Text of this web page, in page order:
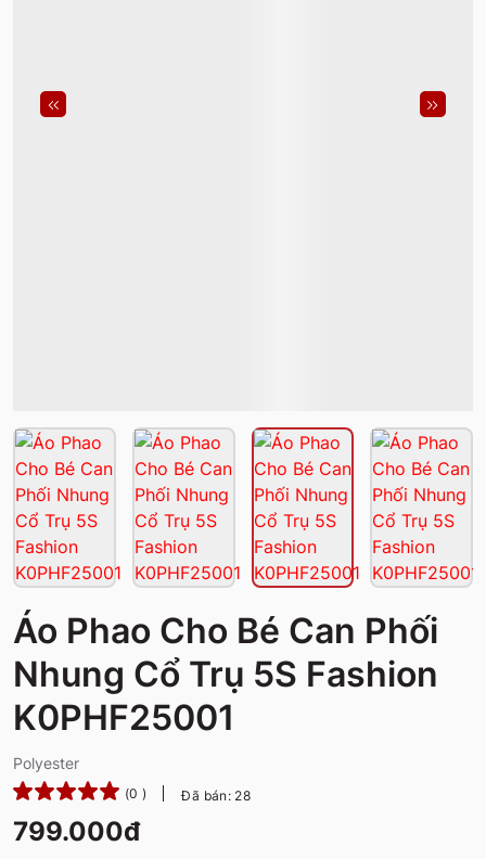
Áo Phao Cho Bé Can Phối
Nhung Cổ Trụ 5S Fashion
K0PHF25001
Polyester
(0 ) Đã bán: 28
799.000đ